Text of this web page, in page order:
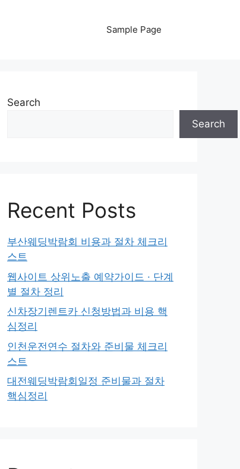
Sample Page
Search
Search
Recent Posts
부산웨딩박람회 비용과 절차 체크리
스트
웹사이트 상위노출 예약가이드 · 단계
별 절차 정리
신차장기렌트카 신청방법과 비용 핵
심정리
인천운전연수 절차와 준비물 체크리
스트
대전웨딩박람회일정 준비물과 절차
핵심정리